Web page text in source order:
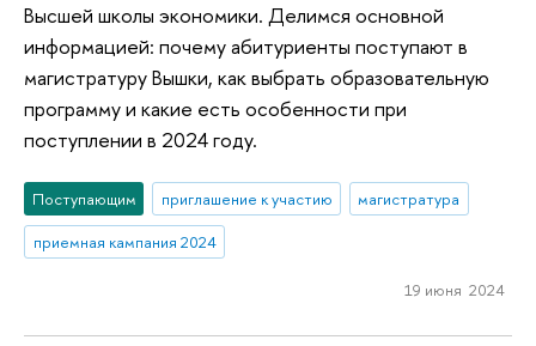
Высшей школы экономики. Делимся основной
информацией: почему абитуриенты поступают в
магистратуру Вышки, как выбрать образовательную
программу и какие есть особенности при
поступлении в 2024 году.
Поступающим приглашение к участию
магистратура
приемная кампания 2024
19 июня 2024